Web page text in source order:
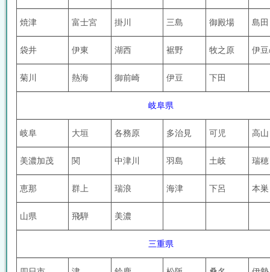
焼津 富士宮 掛川 三島 御殿場 島
袋井 伊東 湖西 裾野 牧之原 伊
菊川 熱海 御前崎 伊豆 下田
岐阜県
岐阜 大垣 各務原 多治見 可児 高山
美濃加茂 関 中津川 羽島 土岐 瑞穂
恵那 群上 瑞浪 海津 下呂 本巣
山県 飛騨 美濃
三重県